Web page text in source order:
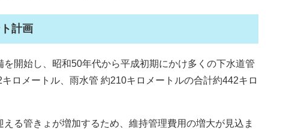
計画
開始し、昭和50年代から平成初期にかけ多くの下水道管
ロメートル、雨水管 約210キロメートルの合計約442キロ
る管きょが増加するため、維持管理費用の増大が見込ま